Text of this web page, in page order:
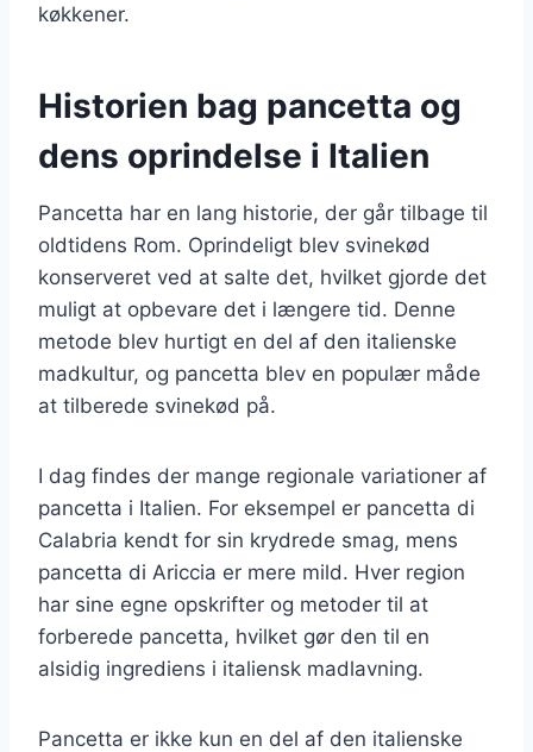
køkkener.
Historien bag pancetta og
dens oprindelse i Italien
Pancetta har en lang historie, der går tilbage til
oldtidens Rom. Oprindeligt blev svinekød
konserveret ved at salte det, hvilket gjorde det
muligt at opbevare det i længere tid. Denne
metode blev hurtigt en del af den italienske
madkultur, og pancetta blev en populær måde
at tilberede svinekød på.
I dag findes der mange regionale variationer af
pancetta i Italien. For eksempel er pancetta di
Calabria kendt for sin krydrede smag, mens
pancetta di Ariccia er mere mild. Hver region
har sine egne opskrifter og metoder til at
forberede pancetta, hvilket gør den til en
alsidig ingrediens i italiensk madlavning.
Pancetta er ikke kun en del af den italienske